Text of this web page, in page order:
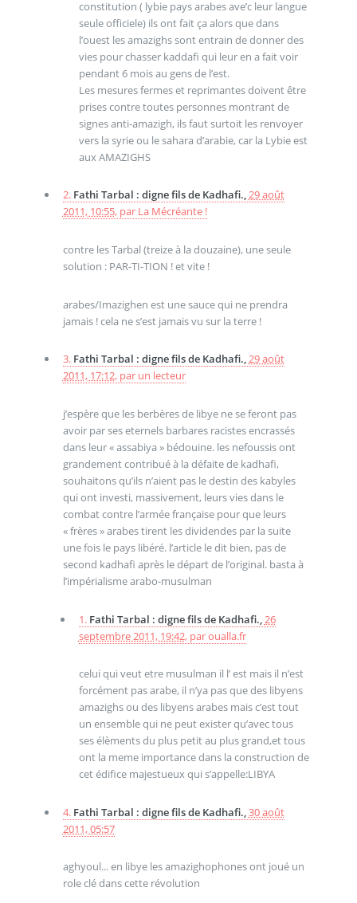
constitution ( lybie pays arabes ave’c leur langue
seule officiele) ils ont fait ça alors que dans
l’ouest les amazighs sont entrain de donner des
vies pour chasser kaddafi qui leur en a fait voir
pendant 6 mois au gens de l’est.
Les mesures fermes et reprimantes doivent être
prises contre toutes personnes montrant de
signes anti-amazigh, ils faut surtoit les renvoyer
vers la syrie ou le sahara d’arabie, car la Lybie est
aux AMAZIGHS
2. Fathi Tarbal : digne fils de Kadhafi.,29 août
2011, 10:55, par La Mécréante !
contre les Tarbal (treize à la douzaine), une seule
solution : PAR-TI-TION ! et vite !
arabes/Imazighen est une sauce qui ne prendra
jamais ! cela ne s’est jamais vu sur la terre !
3. Fathi Tarbal : digne fils de Kadhafi.,29 août
2011, 17:12, par un lecteur
j’espère que les berbères de libye ne se feront pas
avoir par ses eternels barbares racistes encrassés
dans leur « assabiya » bédouine. les nefoussis ont
grandement contribué à la défaite de kadhafi,
souhaitons qu’ils n’aient pas le destin des kabyles
qui ont investi, massivement, leurs vies dans le
combat contre l’armée française pour que leurs
« frères » arabes tirent les dividendes par la suite
une fois le pays libéré. l’article le dit bien, pas de
second kadhafi après le départ de l’original. basta à
l’impérialisme arabo-musulman
1. Fathi Tarbal : digne fils de Kadhafi., 26
septembre 2011, 19:42, paroualla.fr
celui qui veut etre musulman il l’ est mais il n’est
forcément pas arabe, il n’ya pas que des libyens
amazighs ou des libyens arabes mais c’est tout
un ensemble qui ne peut exister qu’avec tous
ses élèments du plus petit au plus grand,et tous
ont la meme importance dans la construction de
cet édifice majestueux qui s’appelle:LIBYA
4. Fathi Tarbal : digne fils de Kadhafi.,30 août
2011, 05:57
aghyoul... en libye les amazighophones ont joué un
role clé dans cette révolution